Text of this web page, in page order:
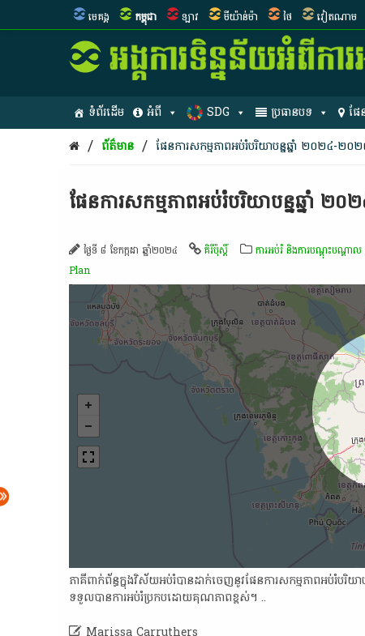
មេគង្គ កម្ពុជា ឡាវ មីយ៉ាន់ម៉ា ថៃ វៀតណាម
ទំព័រដើម អំពី SDG ប្រធានបទ ផែ
/ ព័ត៌មាន / ផែនការ​សកម្មភាព​អប់រំ​បរិ​យា​បន្ន​ឆ្នាំ​ ២០២៤-២០
ផែនការ​សកម្មភាព​អប់រំ​បរិ​យា​បន្ន​ឆ្នាំ​
ថ្ងៃទី ៨ ខែកក្កដា ឆ្នាំ២០២៤ គិរីប៉ុស្តិ៍ ការអប់រំ និងការបណ្តុះបណ្តាល
Plan
ភាគី​ពាក់ព័ន្ធ​ក្នុង​វិស័យ​អប់រំ​បាន​ដាក់​ចេញ​នូវ​ផែនការ​សកម្មភាព​អប់រំ​
ទទួល​បានការ​អប់រំ​ប្រកបដោយ​គុណភាព​ខ្ពស់​។​ ..
